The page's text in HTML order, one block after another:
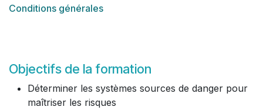
Conditions générales
Objectifs de la formation
Déterminer les systèmes sources de danger pour
maîtriser les risques